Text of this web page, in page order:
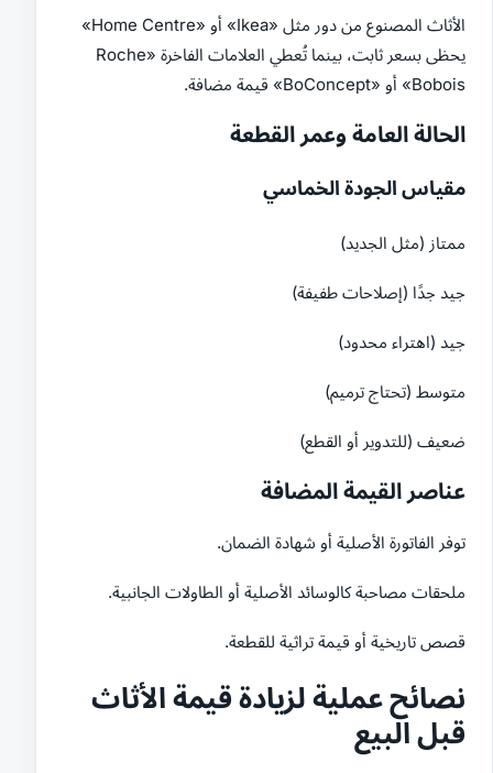
الأثاث المصنوع من دور مثل «Ikea» أو «Home Centre»
يحظى بسعر ثابت، بينما تُعطي العلامات الفاخرة «Roche
Bobois» أو «BoConcept» قيمة مضافة.
الحالة العامة وعمر القطعة
مقياس الجودة الخماسي
ممتاز (مثل الجديد)
جيد جدًا (إصلاحات طفيفة)
جيد (اهتراء محدود)
متوسط (تحتاج ترميم)
ضعيف (للتدوير أو القطع)
عناصر القيمة المضافة
توفر الفاتورة الأصلية أو شهادة الضمان.
ملحقات مصاحبة كالوسائد الأصلية أو الطاولات الجانبية.
قصص تاريخية أو قيمة تراثية للقطعة.
نصائح عملية لزيادة قيمة الأثاث
قبل البيع